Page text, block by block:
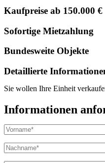
Kaufpreise ab 150.000 €
Sofortige Mietzahlung
Bundesweite Objekte
Detaillierte
Sie wollen Ihre Einheit
Informationen